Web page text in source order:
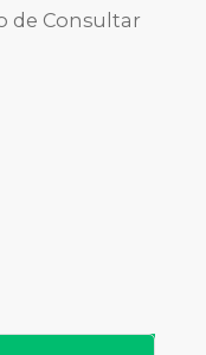
de Consultar